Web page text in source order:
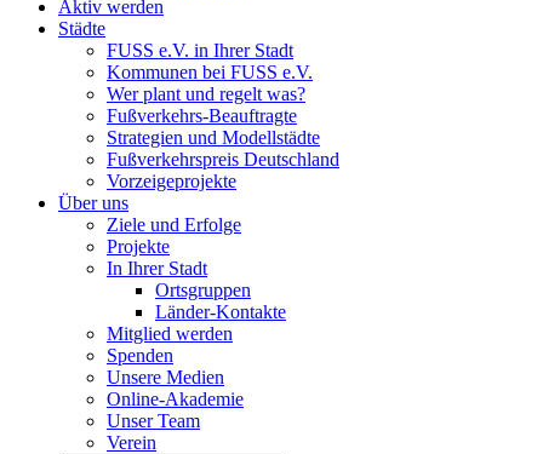
Aktiv werden
Städte
FUSS e.V. in Ihrer Stadt
Kommunen bei FUSS e.V.
Wer plant und regelt was?
Fußverkehrs-Beauftragte
Strategien und Modellstädte
Fußverkehrspreis Deutschland
Vorzeigeprojekte
Über uns
Ziele und Erfolge
Projekte
In Ihrer Stadt
Ortsgruppen
Länder-Kontakte
Mitglied werden
Spenden
Unsere Medien
Online-Akademie
Unser Team
Verein